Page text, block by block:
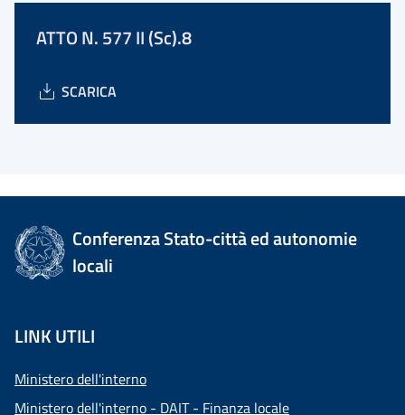
ATTO N. 577 II (Sc).8
SCARICA
Conferenza Stato-città ed autonomie
locali
LINK UTILI
Ministero dell'interno
Ministero dell'interno - DAIT - Finanza locale